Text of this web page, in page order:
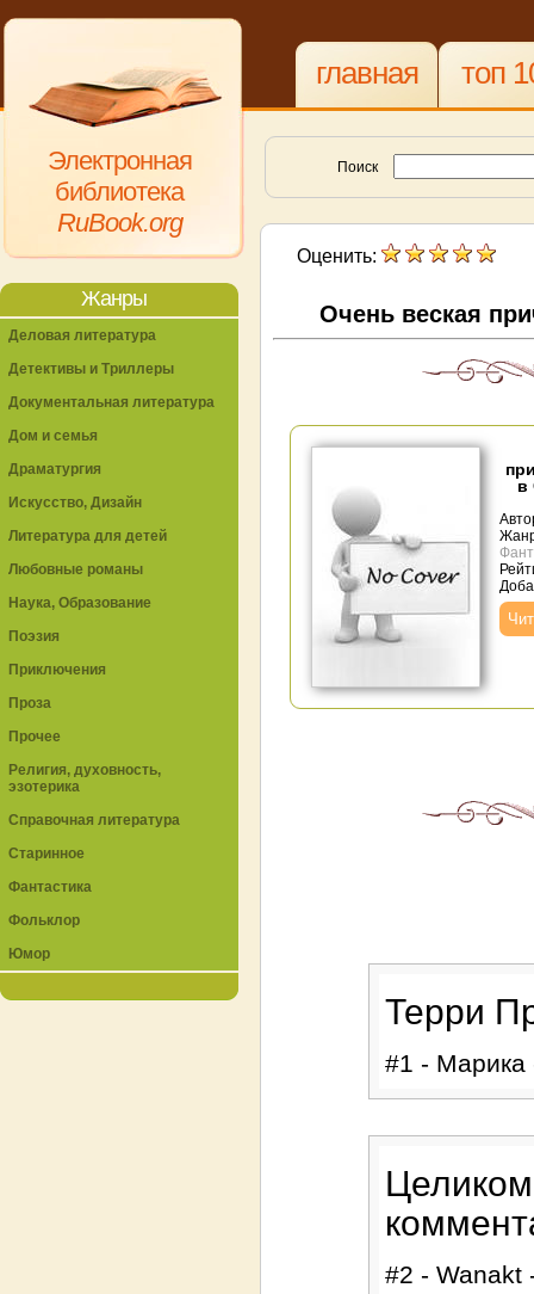
Электронная
библиотека
RuBook.org
главная топ
Поиск
Оценить:
Очень веская
в
Терри
#1 - Марика
#2 - Wanakt
Жанры
Деловая литература
Детективы и Триллеры
Документальная литература
Дом и семья
Драматургия
Искусство, Дизайн
Литература для детей
Любовные романы
Наука, Образование
Поэзия
Приключения
Проза
Прочее
Религия, духовность,
эзотерика
Справочная литература
Старинное
Фантастика
Фольклор
Юмор